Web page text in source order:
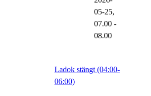
05-25,
07.00 -
08.00
Ladok stängt (04:00-
06:00)